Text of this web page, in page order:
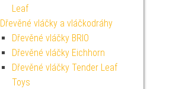
Leaf
Dřevěné vláčky a vláčkodráhy
Dřevěné vláčky BRIO
Dřevěné vláčky Eichhorn
Dřevěné vláčky Tender Leaf
Toys